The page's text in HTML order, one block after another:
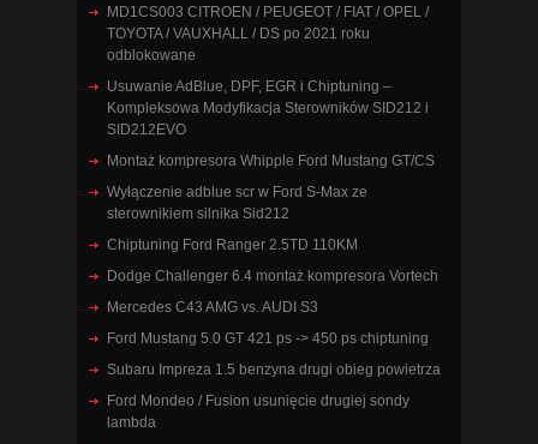
MD1CS003 CITROEN / PEUGEOT / FIAT / OPEL /
TOYOTA / VAUXHALL / DS po 2021 roku
odblokowane
Usuwanie AdBlue, DPF, EGR i Chiptuning –
Kompleksowa Modyfikacja Sterowników SID212 i
SID212EVO
Montaż kompresora Whipple Ford Mustang GT/CS
Wyłączenie adblue scr w Ford S-Max ze
sterownikiem silnika Sid212
Chiptuning Ford Ranger 2.5TD 110KM
Dodge Challenger 6.4 montaż kompresora Vortech
Mercedes C43 AMG vs. AUDI S3
Ford Mustang 5.0 GT 421 ps -> 450 ps chiptuning
Subaru Impreza 1.5 benzyna drugi obieg powietrza
Ford Mondeo / Fusion usunięcie drugiej sondy
lambda